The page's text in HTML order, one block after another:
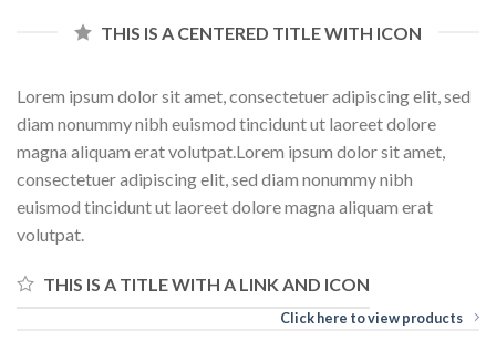
THIS IS A CENTERED TITLE WITH ICON
Lorem ipsum dolor sit amet, consectetuer adipiscing elit, sed
diam nonummy nibh euismod tincidunt ut laoreet dolore
magna aliquam erat volutpat.Lorem ipsum dolor sit amet,
consectetuer adipiscing elit, sed diam nonummy nibh
euismod tincidunt ut laoreet dolore magna aliquam erat
volutpat.
THIS IS A TITLE WITH A LINK AND ICON
Click here to view products